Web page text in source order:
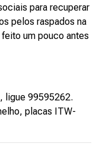
para recuperar
pelos raspados na
um pouco antes
ligue 99595262.
placas ITW-